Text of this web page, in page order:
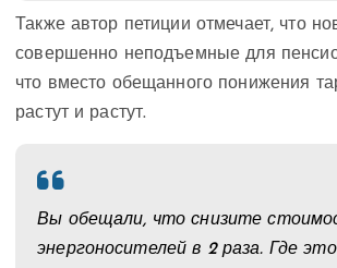
Также автор петиции отмечает, что
совершенно неподъемные для
что вместо обещанного понижения
растут и растут.
Вы обещали, что снизите
энергоносителей в 2 раза. Где это